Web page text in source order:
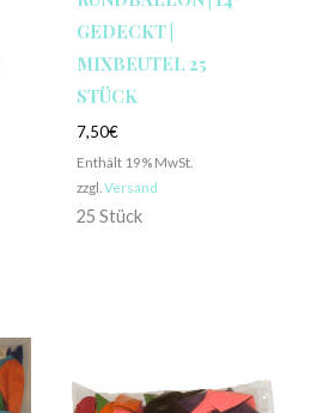
GEDECKT |
MIXBEUTEL 25
STÜCK
7,50€
Enthält 19% MwSt.
zzgl. Versand
25 Stück